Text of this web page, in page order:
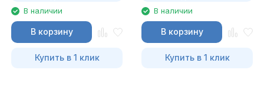
В наличии
В корзину
Купить в 1 клик
В наличии
В корзину
Купить в 1 клик